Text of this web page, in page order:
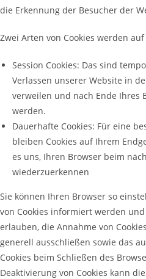
die Erkennung der Besucher der
Zwei Arten von Cookies werden
Session Cookies: Das sind
Verlassen unserer Website in
verweilen und nach Ende Ihres
werden.
Dauerhafte Cookies: Für eine
bleiben Cookies auf Ihrem
es uns, Ihren Browser beim
wiederzuerkennen
Sie können Ihren Browser so
von Cookies informiert werden
erlauben, die Annahme von
generell ausschließen sowie das
Cookies beim Schließen des
Deaktivierung von Cookies kann